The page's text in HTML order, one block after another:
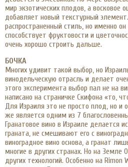
мир экзотических плодов, а восковое
добавляет новый текстурный
распространенный стиль, но именно
способствует фруктовости и
очень хорошо строить дальше.
БОЧКА
Многих удивит такой выбор, но
винодельческую отрасль и делает
этого эксперимента выбор пал не на
написано на страничке Скифона «то,
Для Израиля это не просто плод, но и
же является одним из 7
Гранатовое вино в Израиле делается
граната, не смешивают его с
виноградное вино основа, а гранат
многие в других странах. Но на Земле
других технологий. Особенно на